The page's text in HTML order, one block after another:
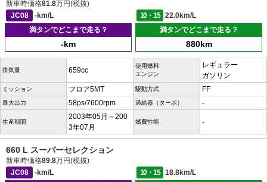
新車時価格81.8万円(税抜)
JC08
-km/L 10・15
22.0km/L
満タンでどこまで走る？
-km
満タンでどこまで走る？
880km
排気量 659cc
使用燃料
エンジン
レギュラー
ガソリン
ミッション フロア5MT 駆動方式 FF
最大出力 58ps/7600rpm 過給器（ターボ） -
生産期間
2003年05月～200
3年07月
燃費性能 -
660 L スーパーセレクション
新車時価格89.8万円(税抜)
JC08
-km/L 10・15
18.8km/L